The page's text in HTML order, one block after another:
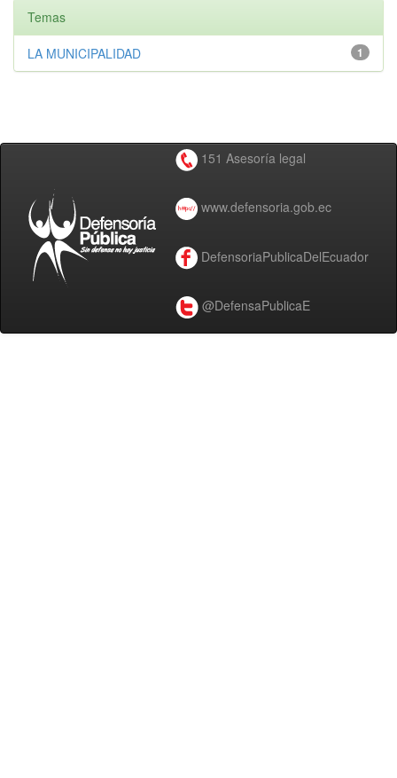
Temas
1
LA MUNICIPALIDAD
151 Asesoría legal
www.defensoria.gob.ec
DefensoriaPublicaDelEcuador
@DefensaPublicaE